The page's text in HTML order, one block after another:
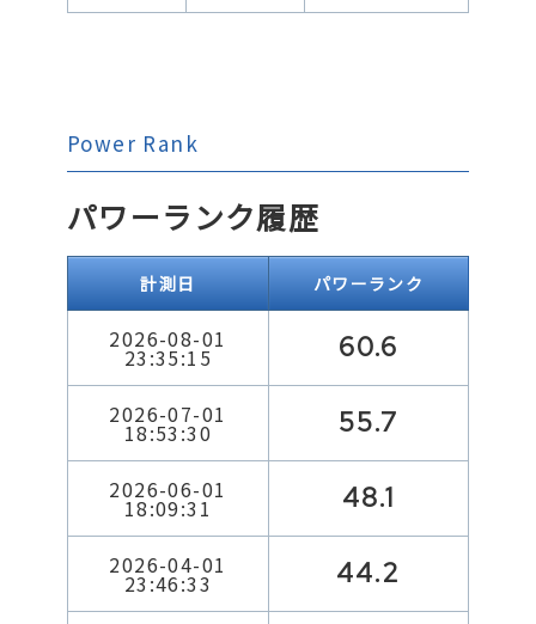
Power Rank
パワーランク履歴
計測日 パワーランク
2026-08-01
23:35:15 60.6
2026-07-01
18:53:30 55.7
2026-06-01
18:09:31 48.1
2026-04-01
23:46:33 44.2